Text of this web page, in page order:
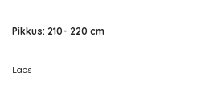
Pikkus: 210- 220 cm
Laos